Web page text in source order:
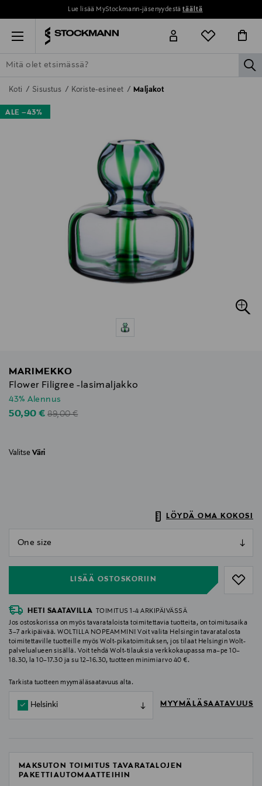
Lue lisää MyStockmann-jäsenyydestätäältä
Menu
ETSI KAIKKI NAISET MIEHET LAPSET
Koti Sisustus Koriste-esineet Maljakot
ALE –43%
MARIMEKKO
Flower Filigree -lasimaljakko
43% Alennus
Discounted Price
50,90 €Original Price
89,00 €
Valitse Väri
LÖYDÄ OMA KOKOSI
LISÄÄ OSTOSKORIIN
null
HETI SAATAVILLA TOIMITUS 1-4 ARKIPÄIVÄSSÄ
Jos ostoskorissa on myös tavarataloista toimitettavia tuotteita, on toimitusaika
3–7 arkipäivää. WOLTILLA NOPEAMMIN! Voit valita Helsingin tavaratalosta
toimitettaville tuotteille myös Wolt-pikatoimituksen, jos tilaat Helsingin Wolt-
palvelualueen sisällä. Voit tehdä Wolt-tilauksia verkkokaupassa ma–pe 10–
18.30, la 10–17.30 ja su 12–16.30, tuotteen minimiarvo 40 €.
Tarkista tuotteen myymäläsaatavuus alta.
Helsinki MYYMÄLÄSAATAVUUS
MAKSUTON TOIMITUS TAVARATALOJEN
PAKETTIAUTOMAATTEIHIN